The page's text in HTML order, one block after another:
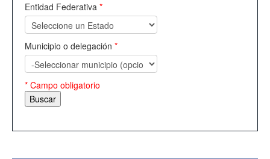
Entidad Federativa *
Municipio o delegación *
* Campo obligatorio